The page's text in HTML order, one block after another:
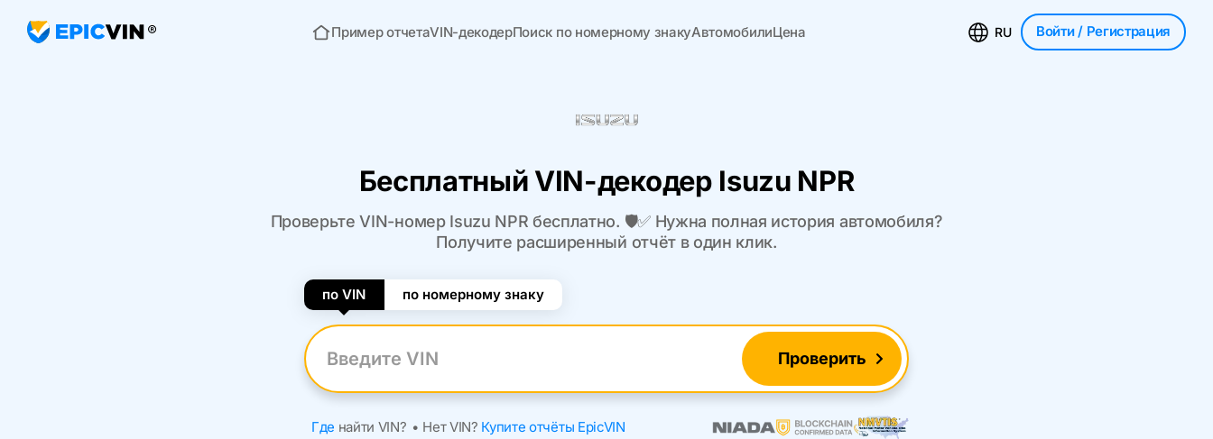
Главная
Пример отчетаVIN-декодерПоиск по номерному знакуАвтомобилиЦена RU Войти/ Регистрация
Бесплатный VIN-декодер Isuzu NPR
Проверьте VIN-номер Isuzu NPR бесплатно. 🛡️✅ Нужна полная история автомобиля?
Получите расширенный отчёт в один клик.
по VIN по номерному знаку
Введите VIN Проверить
Где найти VIN? • Нет VIN? Купите отчёты EpicVIN